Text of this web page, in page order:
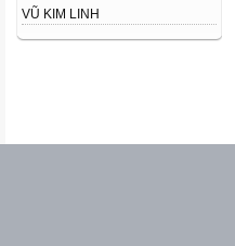
VŨ KIM LINH